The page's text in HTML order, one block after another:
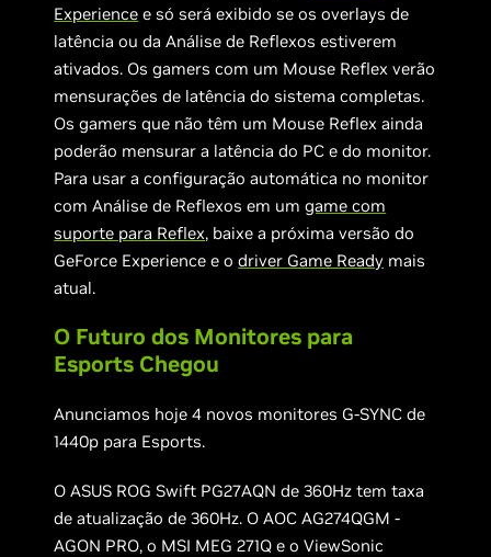
Experience e só será exibido se os overlays de
latência ou da Análise de Reflexos estiverem
ativados. Os gamers com um Mouse Reflex verão
mensurações de latência do sistema completas.
Os gamers que não têm um Mouse Reflex ainda
poderão mensurar a latência do PC e do monitor.
Para usar a configuração automática no monitor
com Análise de Reflexos em umgame com
suporte para Reflex, baixe a próxima versão do
GeForce Experience e odriver Game Ready mais
atual.
O Futuro dos Monitores para
Esports Chegou
Anunciamos hoje 4 novos monitores G-SYNC de
1440p para Esports.
O ASUS ROG Swift PG27AQN de 360Hz tem taxa
de atualização de 360Hz. O AOC AG274QGM -
AGON PRO, o MSI MEG 271Q e o ViewSonic